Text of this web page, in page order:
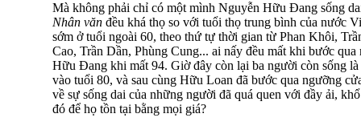
Mà không phải chỉ có một mình Nguyễn Hữu Đang sống
Nhân văn đều khá thọ so với tuổi thọ trung bình của nước
sớm ở tuổi ngoài 60, theo thứ tự thời gian từ Phan Khôi,
Cao, Trần Dần, Phùng Cung... ai nấy đều mất khi bước
Hữu Đang khi mất 94. Giờ đây còn lại ba người còn sống
vào tuổi 80, và sau cùng Hữu Loan đã bước qua ngưỡng
về sự sống dai của những người đã quá quen với đầy ải,
đó để họ tồn tại bằng mọi giá?